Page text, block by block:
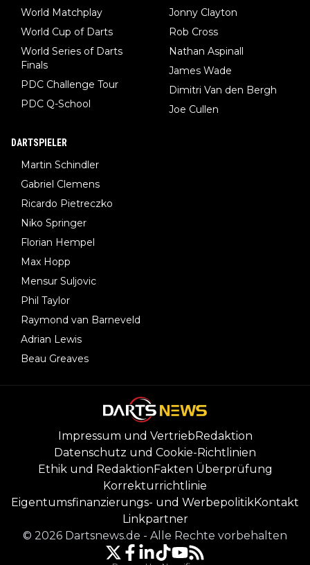
World Matchplay
World Cup of Darts
World Series of Darts
Finals
PDC Challenge Tour
PDC Q-School
Jonny Clayton
Rob Cross
Nathan Aspinall
James Wade
Dimitri Van den Bergh
Joe Cullen
DARTSPIELER
Martin Schindler
Gabriel Clemens
Ricardo Pietreczko
Niko Springer
Florian Hempel
Max Hopp
Mensur Suljovic
Phil Taylor
Raymond van Barneveld
Adrian Lewis
Beau Greaves
Impressum und Vertrieb Redaktion
Datenschutz und Cookie-Richtlinien
Ethik und Redaktion Fakten Überprüfung
Korrekturrichtlinie
Eigentumsfinanzierungs- und WerbepolitikKontakt
Linkpartner
© 2026 Dartsnews.de - Alle Rechte vorbehalten